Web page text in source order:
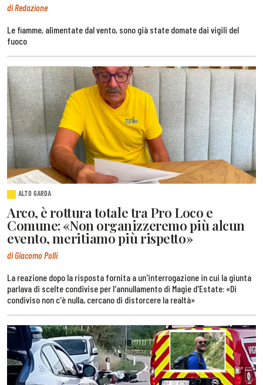
di Redazione
Le fiamme, alimentate dal vento, sono già state domate dai vigili del
fuoco
ALTO GARDA
Arco, è rottura totale tra Pro Loco e
Comune: «Non organizzeremo più alcun
evento, meritiamo più rispetto»
di Giacomo Polli
La reazione dopo la risposta fornita a un'interrogazione in cui la giunta
parlava di scelte condivise per l'annullamento di Magie d'Estate: «Di
condiviso non c'è nulla, cercano di distorcere la realtà»